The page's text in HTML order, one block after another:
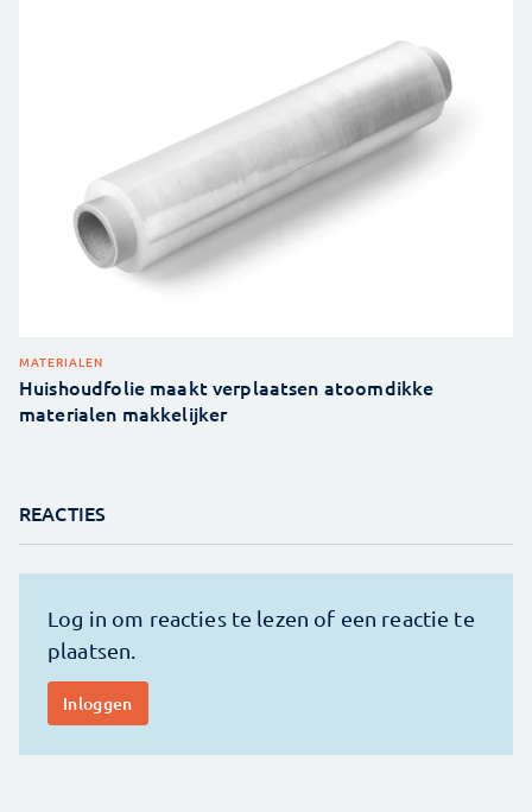
MATERIALEN
Huishoudfolie maakt verplaatsen atoomdikke
materialen makkelijker
REACTIES